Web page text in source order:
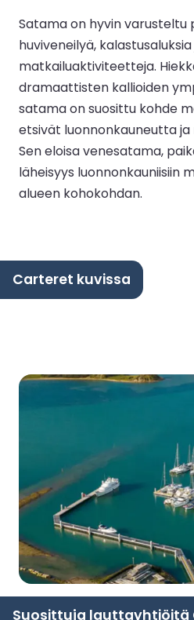
Satama on hyvin varusteltu
huviveneilyä,
matkailuaktiviteetteja.
dramaattisten kallioiden
satama on suosittu kohde
etsivät luonnonkauneutta ja
Sen eloisa venesatama,
läheisyys luonnonkauniisiin
alueen kohokohdan.
Carteret kuvissa
Suosittuja lauttayhtiöitä